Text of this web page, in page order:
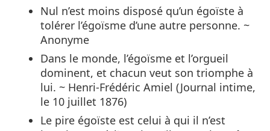
Nul n’est moins disposé qu’un égoïste à
tolérer l’égoïsme d’une autre personne. ~
Anonyme
Dans le monde, l’égoïsme et l’orgueil
dominent, et chacun veut son triomphe à
lui. ~ Henri-Frédéric Amiel (Journal intime,
le 10 juillet 1876)
Le pire égoïste est celui à qui il n’est